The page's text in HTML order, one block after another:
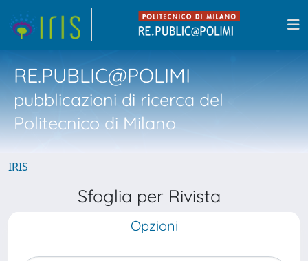
RE.PUBLIC@POLIMI
pubblicazioni di ricerca del
Politecnico di Milano
IRIS
Sfoglia per Rivista
Opzioni